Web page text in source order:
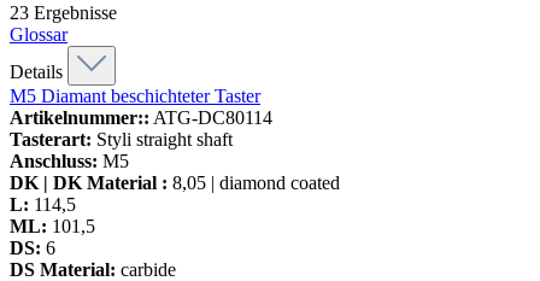
23 Ergebnisse
Glossar
Details
M5 Diamant beschichteter Taster
Artikelnummer:: ATG-DC80114
Tasterart: Styli straight shaft
Anschluss: M5
DK | DK Material : 8,05 | diamond coated
L: 114,5
ML: 101,5
DS: 6
DS Material: carbide